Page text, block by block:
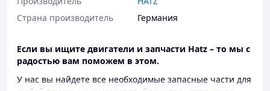
Страна производитель
Германия
Если вы ищите двигатели и запчасти Hatz – то мы с
радостью вам поможем в этом.
У нас вы найдете все необходимые запасные части для